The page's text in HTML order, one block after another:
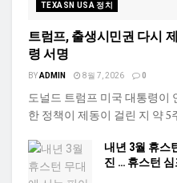
TEXASN USA 정치
트럼프, 출생시민권 다시
령 서명
BYADMIN 8월 7, 2026 0
도널드 트럼프 미국 대통령이
한 정책이 제동이 걸린 지 약 5
내년 3월 휴스
진 … 휴스턴